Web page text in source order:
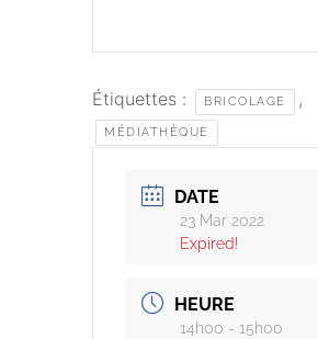
Étiquettes : BRICOLAGE ,
MÉDIATHÈQUE
DATE
23 Mar 2022
Expired!
HEURE
14h00 - 15h00